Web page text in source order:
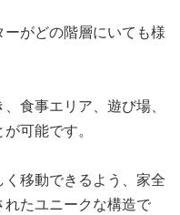
がどの階層にいても様
食事エリア、遊び場、
可能です。
移動できるよう、家全
たユニークな構造で